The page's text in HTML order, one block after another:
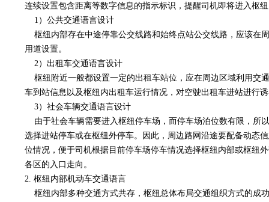
连续设置包含距离等数字信息的指示标识，提醒司机即将进入枢
1）公共交通语言设计
枢纽内部存在中途停靠公交线路和始终点站公交线路，应该在
用道设置。
2）出租车交通语言设计
枢纽附近一般都设置一定的出租车站位，应在周边区域利用交
车到站信息以及枢纽内出租车运行情况，对空驶出租车进站进行
3）社会车辆交通语言设计
由于社会车辆需要进入枢纽停车场，而停车场泊位数有限，所
选择进站停车或在枢纽外停车。因此，周边路网沿途要配备动态
位情况，便于司机根据目前停车场停车情况选择枢纽内部或枢纽
各区的入口走向。
2. 枢纽内部机动车交通语言
枢纽内部多种交通方式共存，枢纽总体布局交通组织方式的成